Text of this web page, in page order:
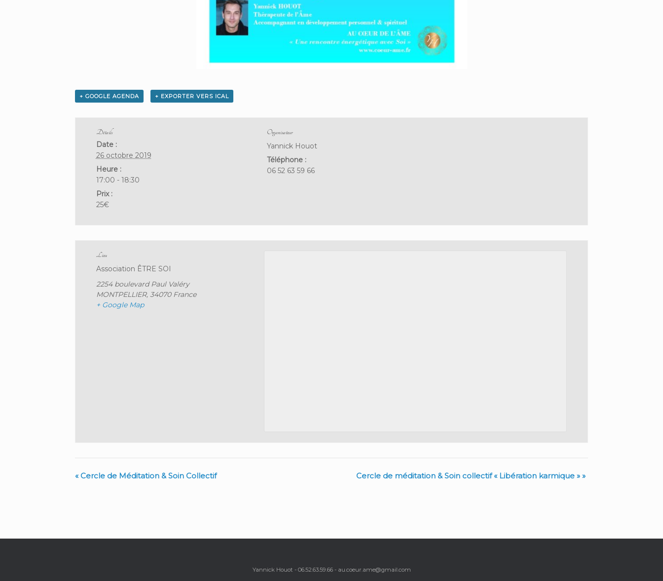
+ GOOGLE AGENDA + EXPORTER VERS ICAL
Détails
Date :
26 octobre 2019
Heure :
17:00 - 18:30
Prix :
25€
Organisateur
Yannick Houot
Téléphone :
06 52 63 59 66
Lieu
Association ÊTRE SOI
2254 boulevard Paul Valéry
MONTPELLIER, 34070 France
+ Google Map
«Cercle de Méditation & Soin Collectif Cercle de méditation & Soin collectif « Libération karmique » »
Yannick Houot - 06.52.63.59.66 - au.coeur.ame@gmail.com